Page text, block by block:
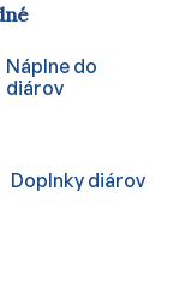
Náplne do
diárov
Doplnky diárov